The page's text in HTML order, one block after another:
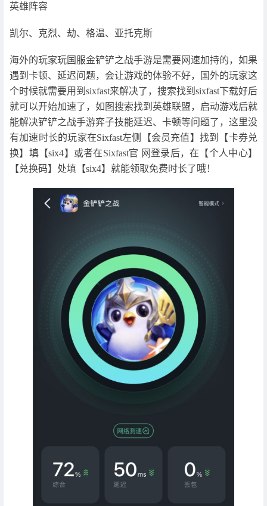
英雄阵容
凯尔、克烈、劫、格温、亚托克斯
海外的玩家玩国服金铲铲之战手游是需要网速加持的，如果
遇到卡顿、延迟问题，会让游戏的体验不好，国外的玩家这
个时候就需要用到sixfast来解决了，搜索找到sixfast下载好后
就可以开始加速了，如图搜索找到英雄联盟，启动游戏后就
能解决铲铲之战手游弈子技能延迟、卡顿等问题了，这里没
有加速时长的玩家在Sixfast左侧【会员充值】找到【卡券兑
换】填【six4】或者在Sixfast官 网登录后，在【个人中心】
【兑换码】处填【six4】就能领取免费时长了哦！